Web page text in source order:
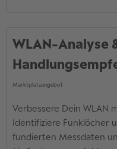
WLAN-Analyse
Marktplatzangebot
Verbessere Dein WLAN
Identifiziere Funklöcher
fundierten Messdaten